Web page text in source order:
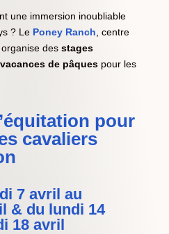
une immersion inoubliable
? Le Poney Ranch , centre
des stages
de pâquespour les
pour
cavaliers
7 avril au
& du lundi 14
18 avril